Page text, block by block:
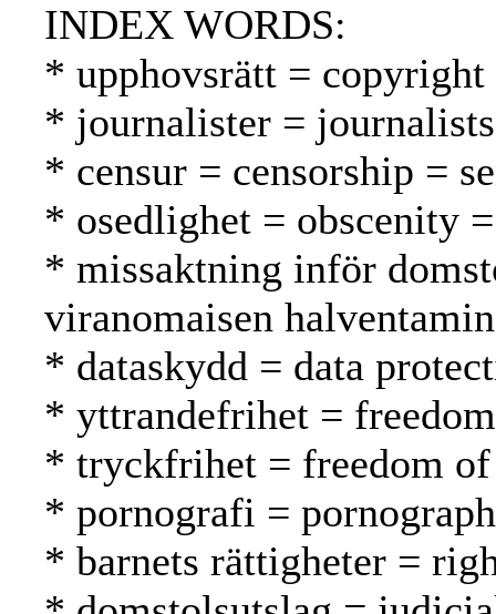
INDEX WORDS:
* upphovsrätt =
* journalister =
* censur = censorship =
* osedlighet = obscenity
* missaktning inför
viranomaisen
* dataskydd = data
* yttrandefrihet =
* tryckfrihet = freedom of
* pornografi =
* barnets rättigheter =